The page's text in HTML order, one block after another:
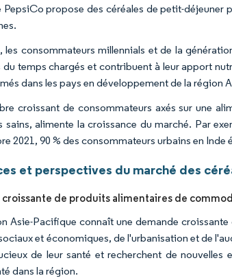
PepsiCo propose des céréales de petit-déjeuner
les consommateurs millennials et de la
du temps chargés et contribuent à leur apport
dans les pays en développement de la région
croissant de consommateurs axés sur une
sains, alimente la croissance du marché. Par
2021, 90 % des consommateurs urbains en
et perspectives du marché des
croissante de produits alimentaires de
Asie-Pacifique connaît une demande
et économiques, de l'urbanisation et de
de leur santé et recherchent de
dans la région.